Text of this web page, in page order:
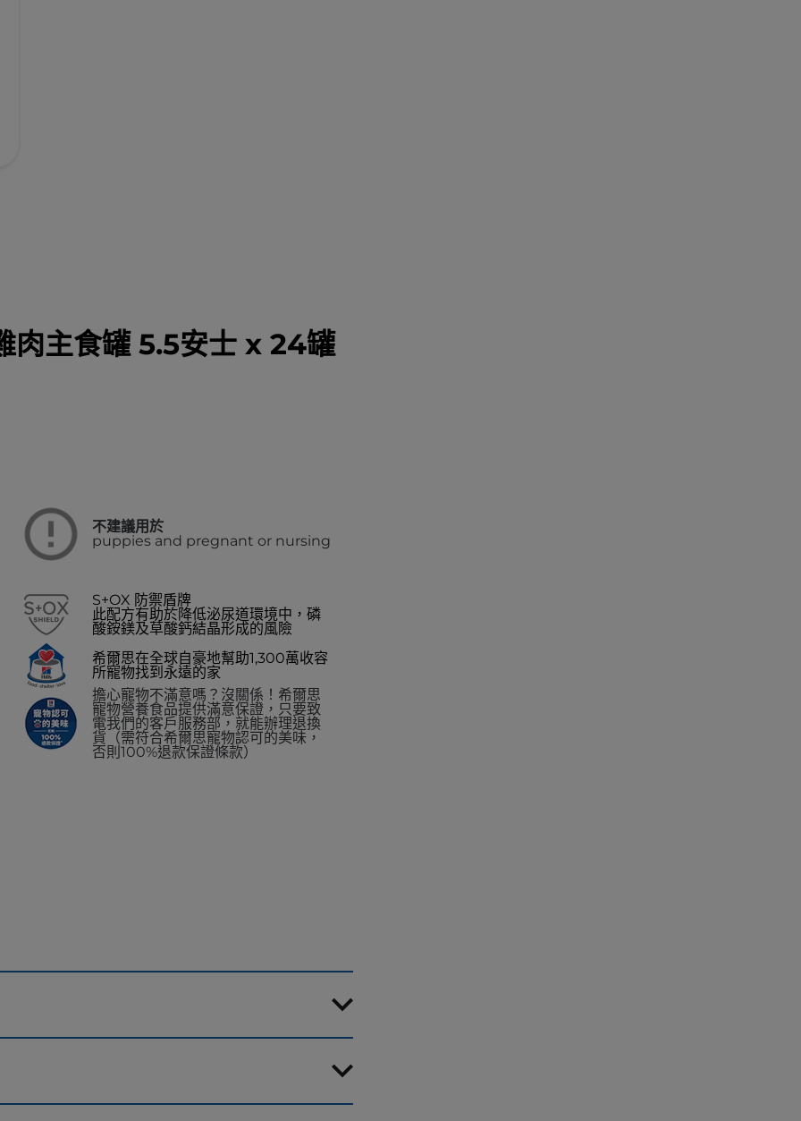
肉主食罐 5.5安士 x 24罐
不建議用於
puppies and pregnant or nursing
S+OX 防禦盾牌
此配方有助於降低泌尿道環境中，磷
酸銨鎂及草酸鈣結晶形成的風險
希爾思在全球自豪地幫助1,300萬收容
所寵物找到永遠的家
擔心寵物不滿意嗎？沒關係！希爾思
寵物營養食品提供滿意保證，只要致
電我們的客戶服務部，就能辦理退換
貨（需符合希爾思寵物認可的美味，
否則100%退款保證條款）